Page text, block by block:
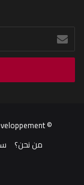
أدخل
بريدك
الإلكتروني
© Copyright 2026, All Rights Reserved |
من نحن؟